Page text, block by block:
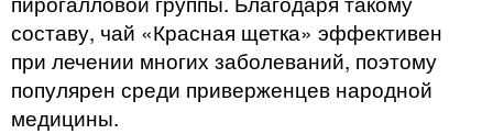
составу, чай «Красная щетка» эффективен
при лечении многих заболеваний, поэтому
популярен среди приверженцев народной
медицины.